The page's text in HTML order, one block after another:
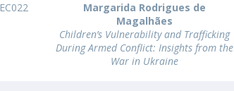
EC022
Margarida Rodrigues de
Magalhães
Children’s Vulnerability and Trafficking
During Armed Conflict: Insights from the
War in Ukraine